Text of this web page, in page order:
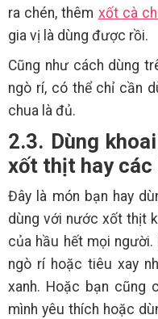
ra chén, thêm xốt cà
gia vị là dùng được rồi.
Cũng như cách dùng
ngò rí, có thể chỉ cần
chua là đủ.
2.3. Dùng
xốt thịt hay
Đây là món bạn hay
dùng với nước xốt thịt
của hầu hết mọi người.
ngò rí hoặc tiêu xay
xanh. Hoặc bạn cũng
mình yêu thích hoặc